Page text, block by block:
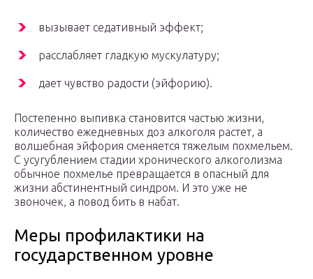
вызывает седативный эффект;
расслабляет гладкую мускулатуру;
дает чувство радости (эйфорию).
Постепенно выпивка становится частью жизни,
количество ежедневных доз алкоголя растет, а
волшебная эйфория сменяется тяжелым похмельем.
С усугублением стадии хронического алкоголизма
обычное похмелье превращается в опасный для
жизни абстинентный синдром. И это уже не
звоночек, а повод бить в набат.
Меры профилактики на
государственном уровне